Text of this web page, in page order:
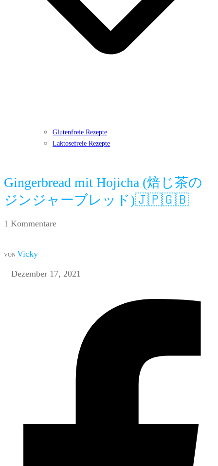
Glutenfreie Rezepte
Laktosefreie Rezepte
Gingerbread mit Hojicha (焙じ茶の
ジンジャーブレッド)🇯🇵🇬🇧
1 Kommentare
VON Vicky
Dezember 17, 2021